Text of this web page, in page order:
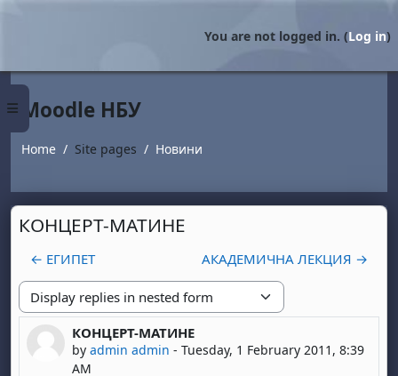
Side panel
You are not logged in. (Log in)
Moodle НБУ
Home Site pages Новини
КОНЦЕРТ-МАТИНЕ
← ЕГИПЕТ АКАДЕМИЧНА ЛЕКЦИЯ →
Display mode
КОНЦЕРТ-МАТИНЕ
by admin admin - Tuesday, 1 February 2011, 8:39
AM
Number of replies: 0